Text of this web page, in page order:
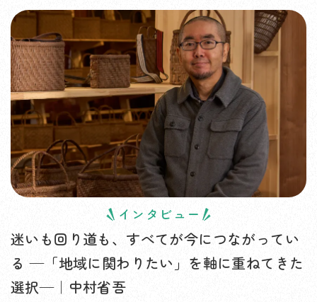
迷いも回り道も、すべてが今につながってい
る —「地域に関わりたい」を軸に重ねてきた
選択—｜中村省吾
インタビュー